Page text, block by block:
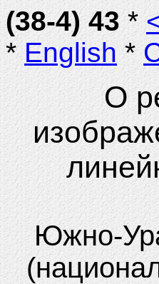
(38-4) 43*
*English *
О
Южно-